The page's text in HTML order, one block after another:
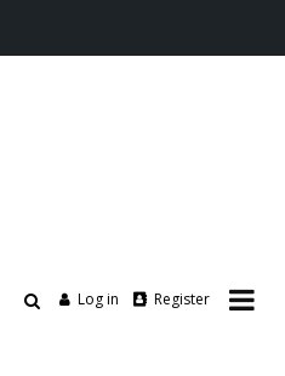
Log in Register